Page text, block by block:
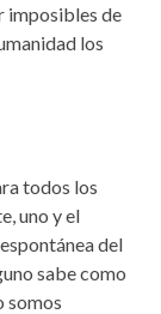
imposibles de
los
todos los
uno y el
del
sabe como
somos